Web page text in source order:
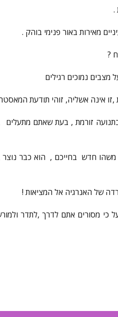
.
מאירות באור פנימי בוהק .
?
נמוכים רגילים
בתנועה זורמת , בעת שאתם
משהו חדש בחייכם , הוא כבר נוצר
של האנרגיה אל המציאות !
כי מסורים אתם לדרך ,לתדר